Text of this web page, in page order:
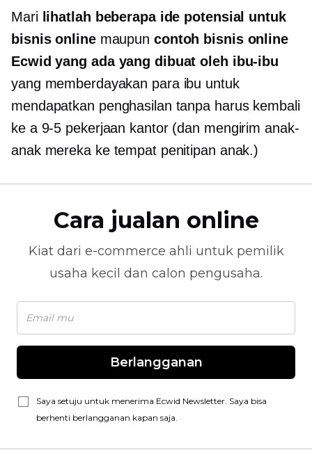
Mari lihatlah beberapa ide potensial untuk
bisnis onlinemaupun contoh bisnis online
Ecwid yang ada yang dibuat oleh ibu-ibu
yang memberdayakan para ibu untuk
mendapatkan penghasilan tanpa harus kembali
ke a 9-5 pekerjaan kantor (dan mengirim anak-
anak mereka ke tempat penitipan anak.)
Cara jualan online
Kiat dari e-commerce ahli untuk pemilik
usaha kecil dan calon pengusaha.
Berlangganan
Saya setuju untuk menerima Ecwid Newsletter. Saya bisa
berhenti berlangganan kapan saja.